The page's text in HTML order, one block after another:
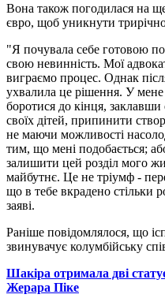
Вона також погодилася на
євро, щоб уникнути
"Я почувала себе готовою
свою невинність. Мої
виграємо процес. Однак
ухвалила це рішення. У
боротися до кінця,
своїх дітей, припинити
не маючи можливості
тим, що мені подобається;
залишити цей розділ мого
майбутнє. Це не тріумф -
що в тебе вкрадено стільки
заяві.
Раніше повідомлялося, що
звинувачує колумбійську
Шакіра отримала дві
Жерара Піке